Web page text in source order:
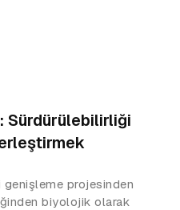
Sürdürülebilirliği
projesinden
biyolojik olarak